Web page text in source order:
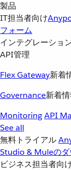
製品
IT担当者向け
フォーム
インテグレーショ
API管理
Flex Gateway新着
Governance新着
MonitoringAPI
See all
無料トライアル
Studio & Muleのダ
ビジネス担当者向